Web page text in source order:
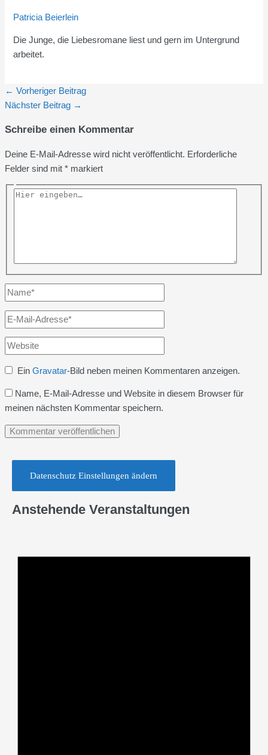
Patricia Beierlein
Die Junge, die Liebesromane liest und gern im Untergrund
arbeitet.
← Vorheriger Beitrag
Nächster Beitrag →
Schreibe einen Kommentar
Deine E-Mail-Adresse wird nicht veröffentlicht. Erforderliche
Felder sind mit *markiert
Hier
Name*
E-
Mail-
Adresse*
Website
Ein Gravatar-Bild neben meinen Kommentaren anzeigen.
Name, E-Mail-Adresse und Website in diesem Browser für
meinen nächsten Kommentar speichern.
Datenschutz Einstellungen ändern
Anstehende Veranstaltungen